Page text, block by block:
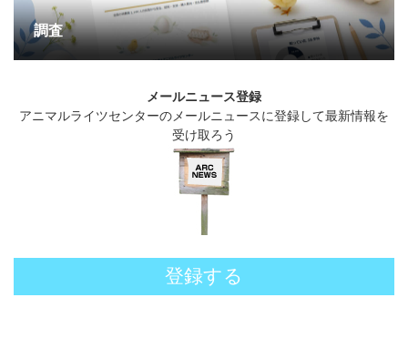
調査
メールニュース登録
アニマルライツセンターのメールニュースに登録して最新情報を
受け取ろう
登録する